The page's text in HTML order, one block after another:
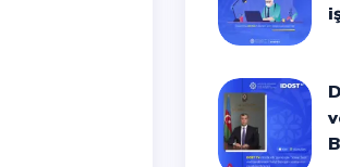
DOST TV “Sosial saat”